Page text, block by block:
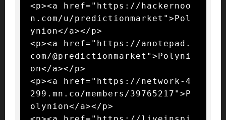
<p><a href="https://hackernoo
n.com/u/predictionmarket">Pol
ynion</a></p>
<p><a href="https://anotepad.
com/@predictionmarket">Polyni
on</a></p>
<p><a href="https://network-4
299.mn.co/members/39765217">P
olynion</a></p>